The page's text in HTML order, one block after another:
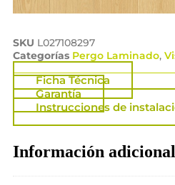
SKU L027108297
Categorías Pergo Laminado,
Ficha Técnica
Garantía
Instrucciones de
Información adicional